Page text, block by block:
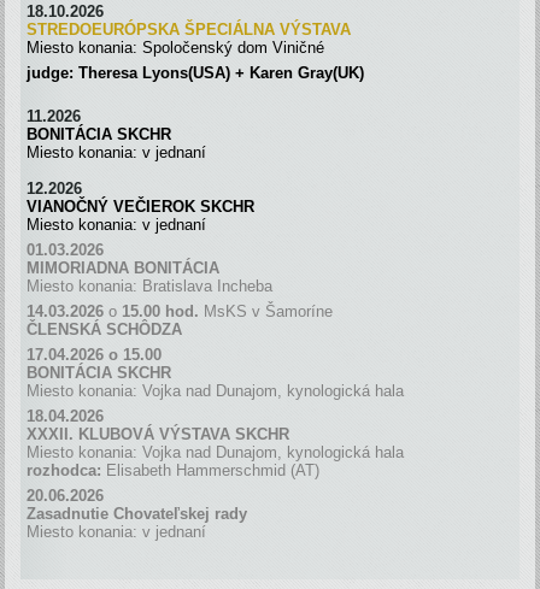
18.10.2026
STREDOEURÓPSKA ŠPECIÁLNA VÝSTAVA
Miesto konania: Spoločenský dom Viničné
judge: Theresa Lyons(USA) + Karen Gray(UK)
11.2026
BONITÁCIA SKCHR
Miesto konania: v jednaní
12.2026
VIANOČNÝ VEČIEROK SKCHR
Miesto konania: v jednaní
01.03.2026
MIMORIADNA BONITÁCIA
Miesto konania: Bratislava Incheba
14.03.2026 o 15.00 hod. MsKS v Šamoríne
ČLENSKÁ SCHÔDZA
17.04.2026 o 15.00
BONITÁCIA SKCHR
Miesto konania: Vojka nad Dunajom, kynologická hala
18.04.2026
XXXII. KLUBOVÁ VÝSTAVA SKCHR
Miesto konania: Vojka nad Dunajom, kynologická hala
rozhodca: Elisabeth Hammerschmid (AT)
20.06.2026
Zasadnutie Chovateľskej rady
Miesto konania: v jednaní